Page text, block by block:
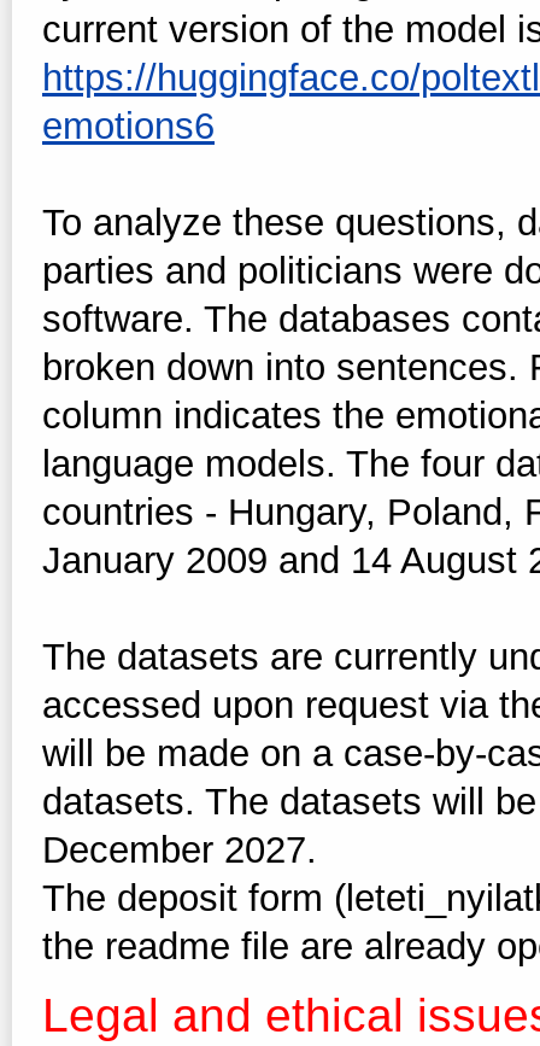
current version of the model
https://huggingface.co/
emotions6
To analyze these questions,
parties and politicians were
software. The databases
broken down into
column indicates the
language models. The four
countries - Hungary, Poland,
January 2009 and 14 August
The datasets are currently
accessed upon request via
will be made on a case-by-
datasets. The datasets will
December 2027.
The deposit form
the readme file are already
Legal and ethical